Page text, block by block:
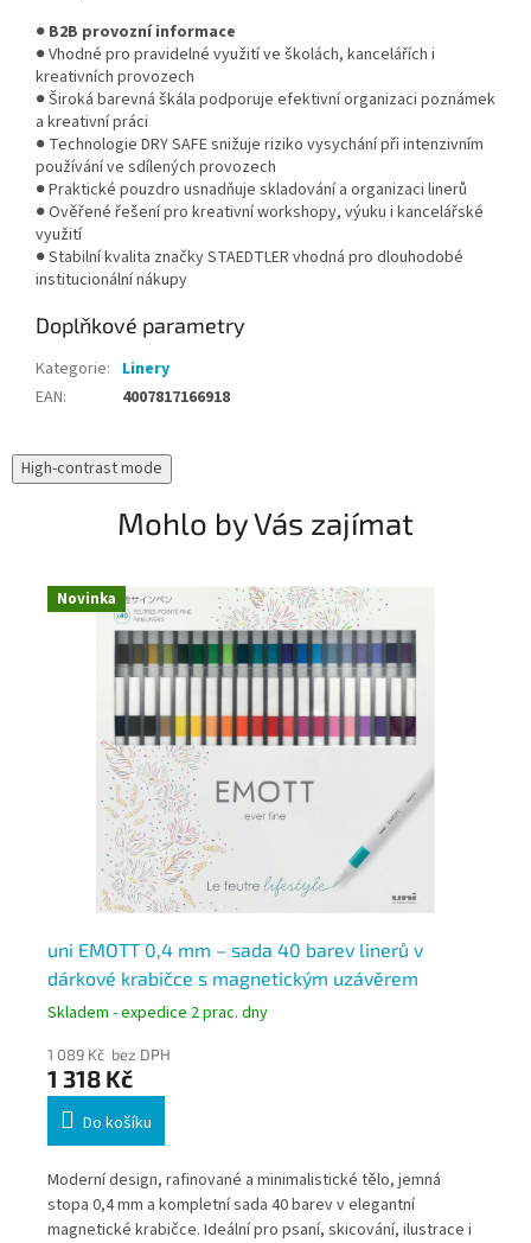
● B2B provozní informace
● Vhodné pro pravidelné využití ve školách, kancelářích i
kreativních provozech
● Široká barevná škála podporuje efektivní organizaci poznámek
a kreativní práci
● Technologie DRY SAFE snižuje riziko vysychání při intenzivním
používání ve sdílených provozech
● Praktické pouzdro usnadňuje skladování a organizaci linerů
● Ověřené řešení pro kreativní workshopy, výuku i kancelářské
využití
● Stabilní kvalita značky STAEDTLER vhodná pro dlouhodobé
institucionální nákupy
Doplňkové parametry
Kategorie: Linery
EAN: 4007817166918
High-contrast mode
Mohlo by Vás zajímat
Novinka
uni EMOTT 0,4 mm – sada 40 barev linerů v
dárkové krabičce s magnetickým uzávěrem
Skladem - expedice 2 prac. dny
1 089 Kč bez DPH
1 318 Kč
Do košíku
Moderní design, rafinované a minimalistické tělo, jemná
stopa 0,4 mm a kompletní sada 40 barev v elegantní
magnetické krabičce. Ideální pro psaní, skicování, ilustrace i